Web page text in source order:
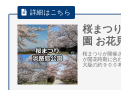
桜まつ
園 お花
桜まつりが開催
が開花時期に合
大級の約９００